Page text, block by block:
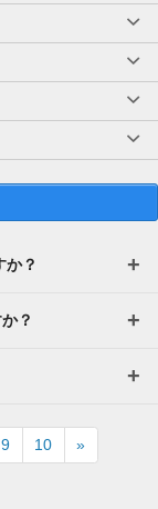
か？
？
9 10 »Next